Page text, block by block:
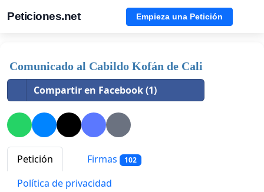
Peticiones.net Empieza una Petición
Comunicado al Cabildo Kofán de Cali
Compartir en Facebook (1)
Petición Firmas 102
Política de privacidad